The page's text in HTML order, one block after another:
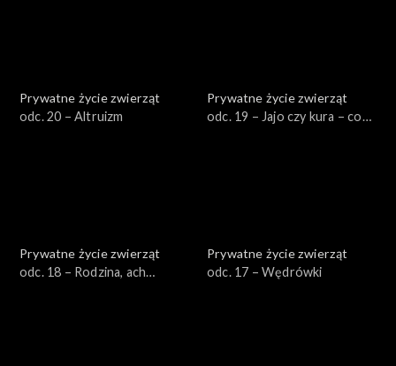
Prywatne życie zwierząt
odc. 20 – Altruizm
Prywatne życie zwierząt
odc. 19 – Jajo czy kura – co
Prywatne życie zwierząt
odc. 18 – Rodzina, ach
Prywatne życie zwierząt
odc. 17 – Wędrówki